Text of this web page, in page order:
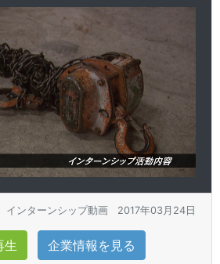
インターンシップ動画 2017年03月24日
生 企業情報を見る